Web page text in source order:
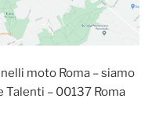
moto Roma – siamo
Talenti – 00137 Roma